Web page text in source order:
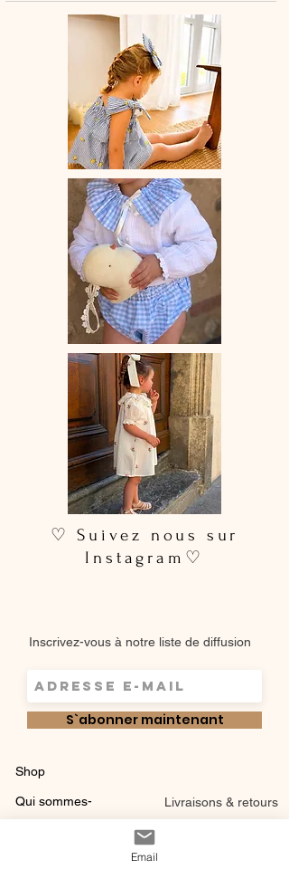
♡ Dimensions au choix : 50x50 cm
ou 100x90 cm
♡Savoir-faire et fabrication 100%
française à la main.
♡ Délai de fabrication : 7 à 28 jours
ouvrés.
♡♡♡Entretien : Lavage à la main ou
en machine 30° max, couleurs
similaires. Essorage doux.Pas de
sèche-linge.
♡ Suivez nous sur
Instagram♡
Inscrivez-vous à notre liste de diffusion
S`abonner maintenant
Shop
Qui sommes-
instagram
Livraisons & retours
Email